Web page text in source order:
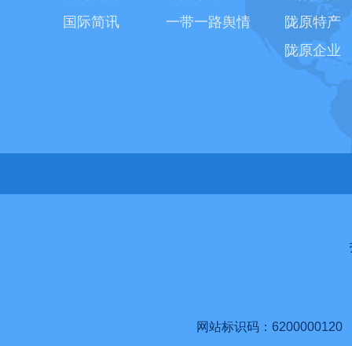
国际简讯
一带一路舆情
陇原特产
陇原企业
网站标识码：6200000120